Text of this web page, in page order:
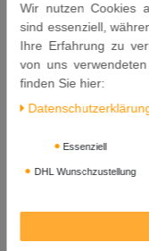
PREMIUM
MISAKO
Versandgewicht: 1.240
Wir nutzen Cookies
sind essenziell,
Ihre Erfahrung zu
von uns
finden Sie hier:
Essenziell
DHL Wunschzustellung